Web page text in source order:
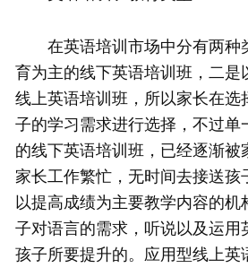
在英语培训市场中分有两种
育为主的线下英语培训班，二是
线上英语培训班，所以家长在选
子的学习需求进行选择，不过单
的线下英语培训班，已经逐渐被
家长工作繁忙，无时间去接送孩
以提高成绩为主要教学内容的
子对语言的需求，听说以及运用
孩子所要提升的。应用型线上英